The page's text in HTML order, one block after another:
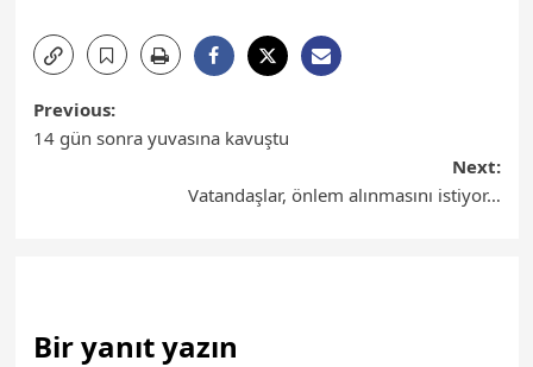
Previous:
14 gün sonra yuvasına kavuştu
Next:
Vatandaşlar, önlem alınmasını istiyor…
Bir yanıt yazın